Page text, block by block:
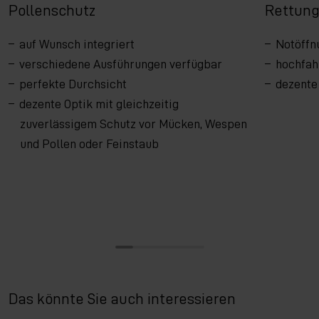
Pollenschutz
auf Wunsch integriert
verschiedene Ausführungen verfügbar
perfekte Durchsicht
dezente Optik mit gleichzeitig
zuverlässigem Schutz vor Mücken, Wespen
und Pollen oder Feinstaub
Das könnte Sie auch interessieren